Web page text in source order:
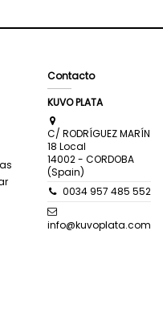
Contacto
KUVO PLATA
C/ RODRÍGUEZ MARÍN
18 Local
14002 - CORDOBA
(Spain)
0034 957 485 552
info@kuvoplata.com